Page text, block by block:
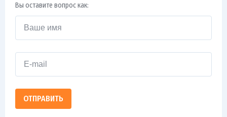
Вы оставите вопрос как:
ОТПРАВИТЬ